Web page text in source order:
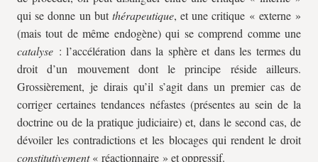
qui se donne un but thérapeutique, et une critique « externe »
(mais tout de même endogène) qui se comprend comme une
catalyse : l’accélération dans la sphère et dans les termes du
droit d’un mouvement dont le principe réside ailleurs.
Grossièrement, je dirais qu’il s’agit dans un premier cas de
corriger certaines tendances néfastes (présentes au sein de la
doctrine ou de la pratique judiciaire) et, dans le second cas, de
dévoiler les contradictions et les blocages qui rendent le droit
constitutivement« réactionnaire » et oppressif.